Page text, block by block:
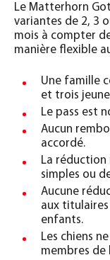
Le Matterhorn
variantes de 2, 3
mois à compter
manière flexible
Une famille
et trois
Le pass est
Aucun
accordé.
La réduction
simples ou
Aucune
aux
enfants.
Les chiens
membres